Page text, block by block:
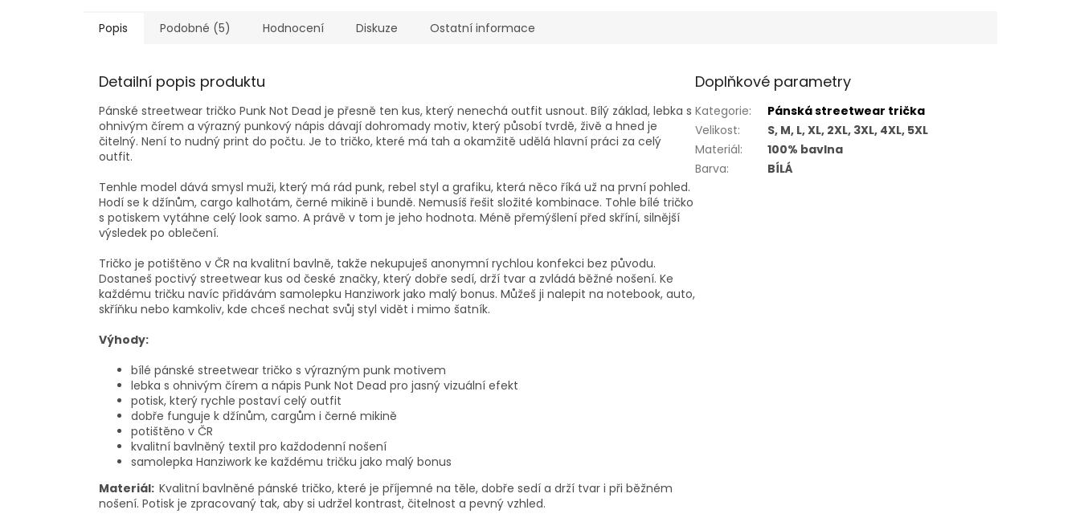
Popis Podobné (5) Hodnocení Diskuze Ostatní informace
Detailní popis produktu
Pánské streetwear tričko Punk Not Dead je přesně ten kus, který nenechá outfit usnout. Bílý základ, lebka s
ohnivým čírem a výrazný punkový nápis dávají dohromady motiv, který působí tvrdě, živě a hned je
čitelný. Není to nudný print do počtu. Je to tričko, které má tah a okamžitě udělá hlavní práci za celý
outfit.
Tenhle model dává smysl muži, který má rád punk, rebel styl a grafiku, která něco říká už na první pohled.
Hodí se k džínům, cargo kalhotám, černé mikině i bundě. Nemusíš řešit složité kombinace. Tohle bílé tričko
s potiskem vytáhne celý look samo. A právě v tom je jeho hodnota. Méně přemýšlení před skříní, silnější
výsledek po oblečení.
Tričko je potištěno v ČR na kvalitní bavlně, takže nekupuješ anonymní rychlou konfekci bez původu.
Dostaneš poctivý streetwear kus od české značky, který dobře sedí, drží tvar a zvládá běžné nošení. Ke
každému tričku navíc přidávám samolepku Hanziwork jako malý bonus. Můžeš ji nalepit na notebook, auto,
skříňku nebo kamkoliv, kde chceš nechat svůj styl vidět i mimo šatník.
Výhody:
bílé pánské streetwear tričko s výrazným punk motivem
lebka s ohnivým čírem a nápis Punk Not Dead pro jasný vizuální efekt
potisk, který rychle postaví celý outfit
dobře funguje k džínům, cargům i černé mikině
potištěno v ČR
kvalitní bavlněný textil pro každodenní nošení
samolepka Hanziwork ke každému tričku jako malý bonus
Materiál: Kvalitní bavlněné pánské tričko, které je příjemné na těle, dobře sedí a drží tvar i při běžném
nošení. Potisk je zpracovaný tak, aby si udržel kontrast, čitelnost a pevný vzhled.
Doplňkové parametry
Kategorie:
Pánská streetwear trička
Velikost:
S, M, L, XL, 2XL, 3XL, 4XL, 5XL
Materiál:
100% bavlna
Barva: BÍLÁ